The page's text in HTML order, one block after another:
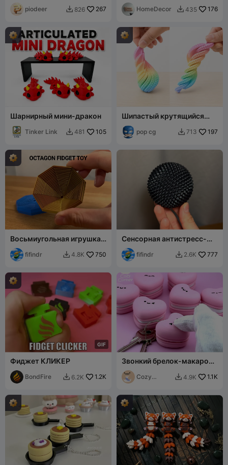
piodeer  826 267
месте. 3 модели
HomeDecor  435 176
Шарнирный мини-дракон
Tinker Link  481 105
Шипастый крутящийся
антистресс-шар
pop cg  713 197
Восьмиугольная игрушка-
антистресс
fifindr  4.8K 750
Сенсорная антистресс-
сфера - с шипами
fifindr  2.6K 777
GIF
Фиджет КЛИКЕР
BondFire  6.2K 1.2K
Звонкий брелок-макарон
в виде сердца
Cozy
 4.9K 1.1K